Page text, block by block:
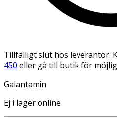
Tillfälligt slut hos leverantör.
450 eller gå till butik för
Galantamin
Ej i lager online